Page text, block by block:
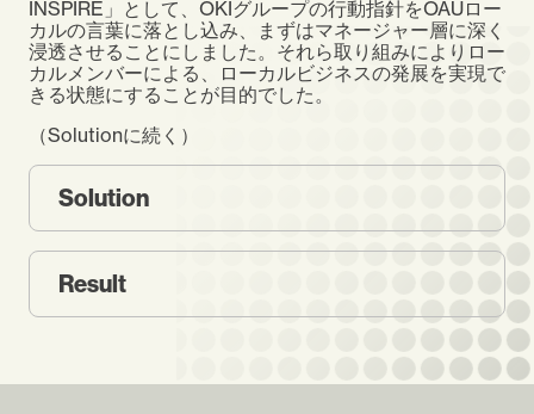
INSPIRE」として、OKIグループの行動指針をOAUロー
カルの言葉に落とし込み、まずはマネージャー層に深く
浸透させることにしました。それら取り組みによりロー
カルメンバーによる、ローカルビジネスの発展を実現で
きる状態にすることが目的でした。
（Solutionに続く）
Solution
Result